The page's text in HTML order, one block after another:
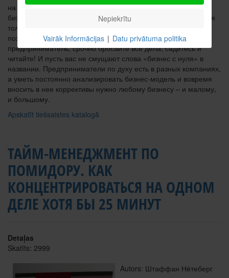
на реальных потребителях и постоянной корректировке
бизнес-модели, с тем чтобы начинать масштабные вложения
только тогда, когда идея подтверждена фактами. Кто уже
познакомился с этой книгой, говорит о ней так: если вы
предприниматель, срочно бросайте все дела, садитесь и
читайте! И пусть вас не смущают слова «бизнес с нуля» в
названии. Предприниматели по духу есть в разных компаниях,
а уметь постоянно анализировать бизнес-модель и вовремя
вносить в нее коррективы нужно любому бизнесу – и малому,
и большому.
Apskatīt tiešsaistes katalogā
ТАЙМ-МЕНЕДЖМЕНТ ПО
ПОМИДОРУ. КАК
КОНЦЕНТРИРОВАТЬСЯ НА ОДНОМ
ДЕЛЕ ХОТЯ БЫ 25 МИНУТ
Detaļas
Skatīts: 2999
Autors: Штаффан Нётеберг
Nepiekrītu
Vairāk Informācijas | Datu privātuma politika